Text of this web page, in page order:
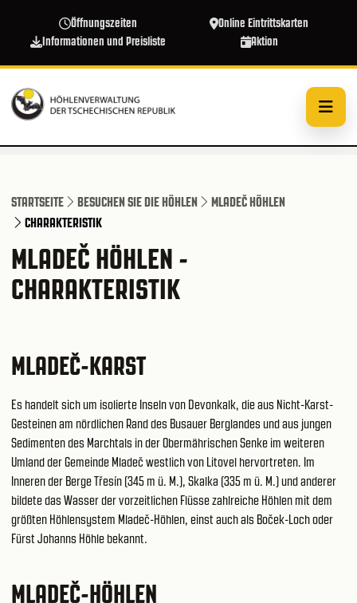
Öffnungszeiten
Online Eintrittskarten
Informationen und Preisliste
Aktion
STARTSEITE BESUCHEN SIE DIE HÖHLEN
MLADEČ HÖHLEN
CHARAKTERISTIK
MLADEČ HÖHLEN -
CHARAKTERISTIK
MLADEČ-KARST
Es handelt sich um isolierte Inseln von Devonkalk, die aus Nicht-Karst-
Gesteinen am nördlichen Rand des Busauer Berglandes und aus jungen
Sedimenten des Marchtals in der Obermährischen Senke im weiteren
Umland der Gemeinde Mladeč westlich von Litovel hervortreten. Im
Inneren der Berge Třesín (345 m ü. M.), Skalka (335 m ü. M.) und anderer
bildete das Wasser der vorzeitlichen Flüsse zahlreiche Höhlen mit dem
größten Höhlensystem Mladeč-Höhlen, einst auch als Boček-Loch oder
Fürst Johanns Höhle bekannt.
MLADEČ-HÖHLEN